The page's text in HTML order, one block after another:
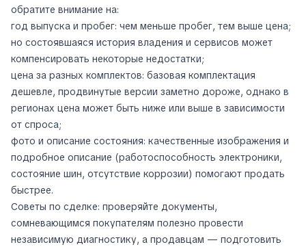
обратите внимание на:
год выпуска и пробег: чем меньше пробег, тем выше цена;
но состоявшаяся история владения и сервисов может
компенсировать некоторые недостатки;
цена за разных комплектов: базовая комплектация
дешевле, продвинутые версии заметно дороже, однако в
регионах цена может быть ниже или выше в зависимости
от спроса;
фото и описание состояния: качественные изображения и
подробное описание (работоспособность электроники,
состояние шин, отсутствие коррозии) помогают продать
быстрее.
Советы по сделке: проверяйте документы,
сомневающимся покупателям полезно провести
независимую диагностику, а продавцам — подготовить